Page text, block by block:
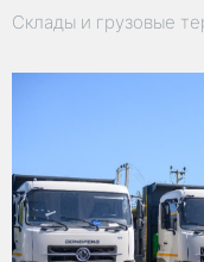
Склады и грузовые